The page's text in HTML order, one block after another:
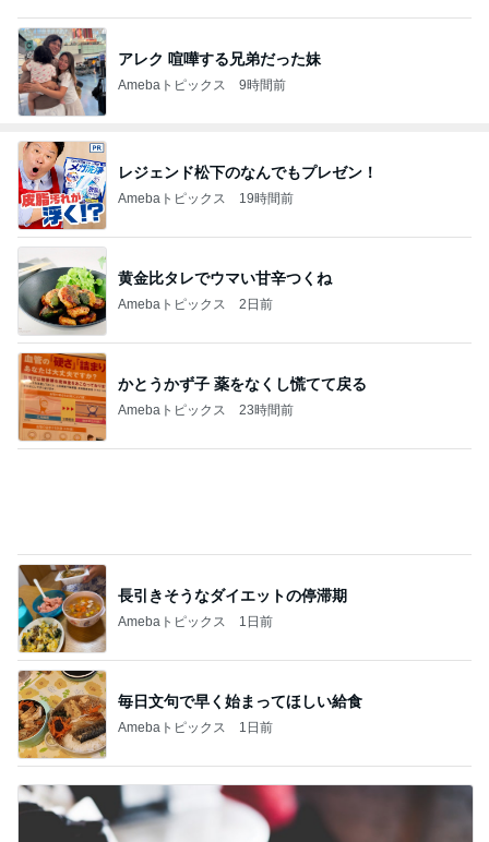
アレク 喧嘩する兄弟だった妹
Amebaトピックス 9時間前
レジェンド松下のなんでもプレゼン！
Amebaトピックス 19時間前
黄金比タレでウマい甘辛つくね
Amebaトピックス 2日前
かとうかず子 薬をなくし慌てて戻る
Amebaトピックス 23時間前
毎日文句で早く始まってほしい給食
Amebaトピックス 1日前